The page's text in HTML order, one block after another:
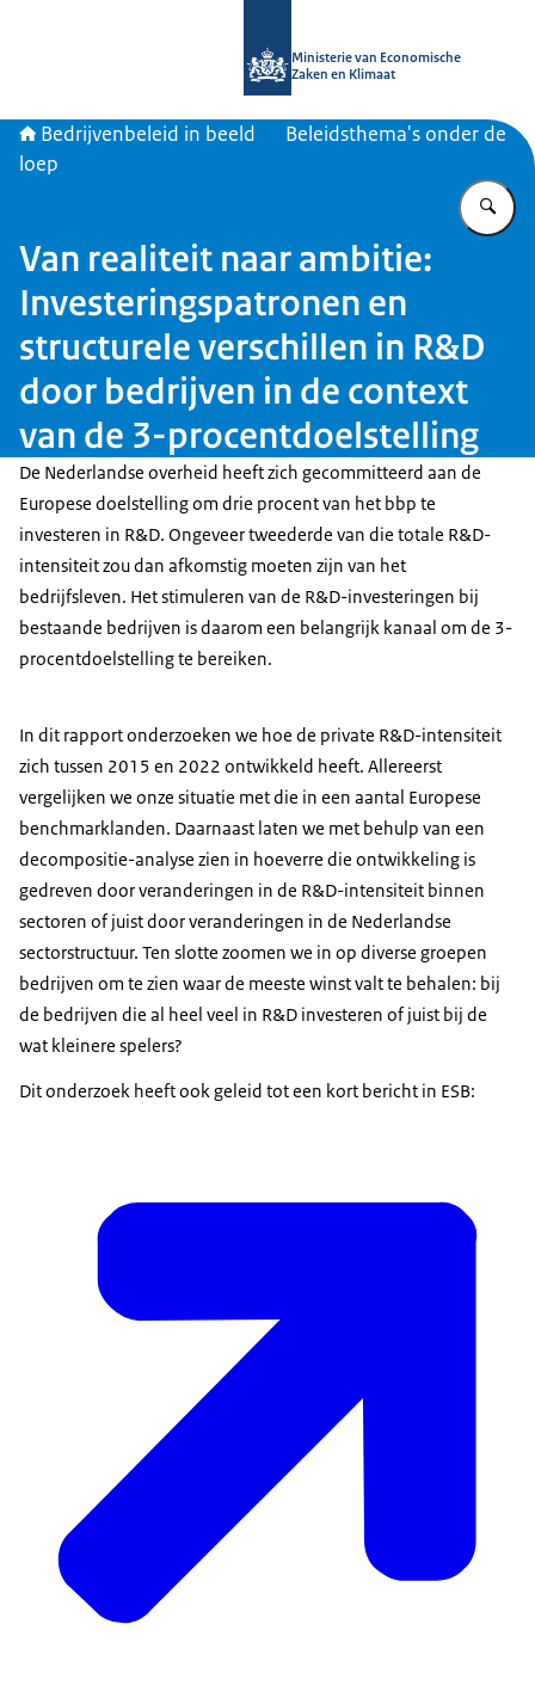
Ministerie van Economische
Zaken en Klimaat
Bedrijvenbeleid in beeld
Beleidsthema's onder de
loep
Van realiteit naar ambitie:
Investeringspatronen en
structurele verschillen in R&D
door bedrijven in de context
van de 3-procentdoelstelling
De Nederlandse overheid heeft zich gecommitteerd aan de
Europese doelstelling om drie procent van het bbp te
investeren in R&D. Ongeveer tweederde van die totale R&D-
intensiteit zou dan afkomstig moeten zijn van het
bedrijfsleven. Het stimuleren van de R&D-investeringen bij
bestaande bedrijven is daarom een belangrijk kanaal om de 3-
procentdoelstelling te bereiken.
In dit rapport onderzoeken we hoe de private R&D-intensiteit
zich tussen 2015 en 2022 ontwikkeld heeft. Allereerst
vergelijken we onze situatie met die in een aantal Europese
benchmarklanden. Daarnaast laten we met behulp van een
decompositie-analyse zien in hoeverre die ontwikkeling is
gedreven door veranderingen in de R&D-intensiteit binnen
sectoren of juist door veranderingen in de Nederlandse
sectorstructuur. Ten slotte zoomen we in op diverse groepen
bedrijven om te zien waar de meeste winst valt te behalen: bij
de bedrijven die al heel veel in R&D investeren of juist bij de
wat kleinere spelers?
Dit onderzoek heeft ook geleid tot een kort bericht in ESB: